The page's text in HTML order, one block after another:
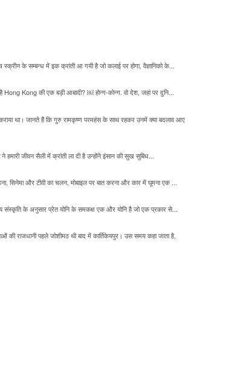
के सम्बन्ध में इक क्रांती आ गयी है जो कलाई पर होगा, वैज्ञानिको के...
Kong की एक बड़ी आबादी? ￼ होन्ग-कोन्ग. वो देश, जहां पर दुनि...
था। जानते हैं कि गुरु रामकृष्ण परमहंस के साथ रहकर उनमें क्या बदलाव आए
हमारी जीवन सैली में क्रांती ला दी है उन्होंने इंसान की सुख सुबिध...
सिनेमा और टीवी का चलन, मोबाइल पर बात करना और कार में घूमना एक ...
संस्कृति के अनुसार प्रेत योनि के समकक्ष एक और योनि है जो एक प्रकार से...
की राजधानी पहले जोशीमठ थी बाद में कार्तिकेयपुर। उस समय कहा जाता है,